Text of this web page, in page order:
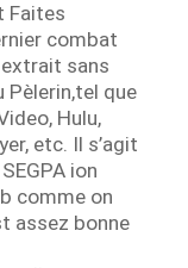
Faites
combat
extrait sans
Pèlerin,tel que
Hulu,
etc. Il s’agit
ion
comme on
assez bonne